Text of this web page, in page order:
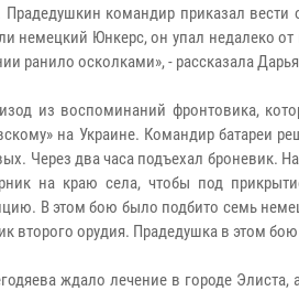
командир приказал вести
немецкий Юнкерс, он упал недалеко
ранило осколками», - рассказала
из воспоминаний фронтовика,
на Украине. Командир батареи
Через два часа подъехал броневик.
на краю села, чтобы под
В этом бою было подбито семь
второго орудия. Прадедушка в этом
ждало лечение в городе